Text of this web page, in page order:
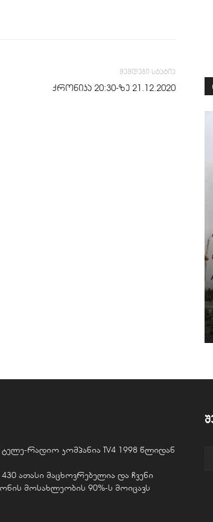
შემდეგი სტატია
ქრონიკა 20:30-ზე 21.12.2020
რადიო კომპანია TV4 1998 წლიდან
ათასი მაცხოვრებელია და ჩვენი
მოსახლეობის 90%-ს მოიცავს